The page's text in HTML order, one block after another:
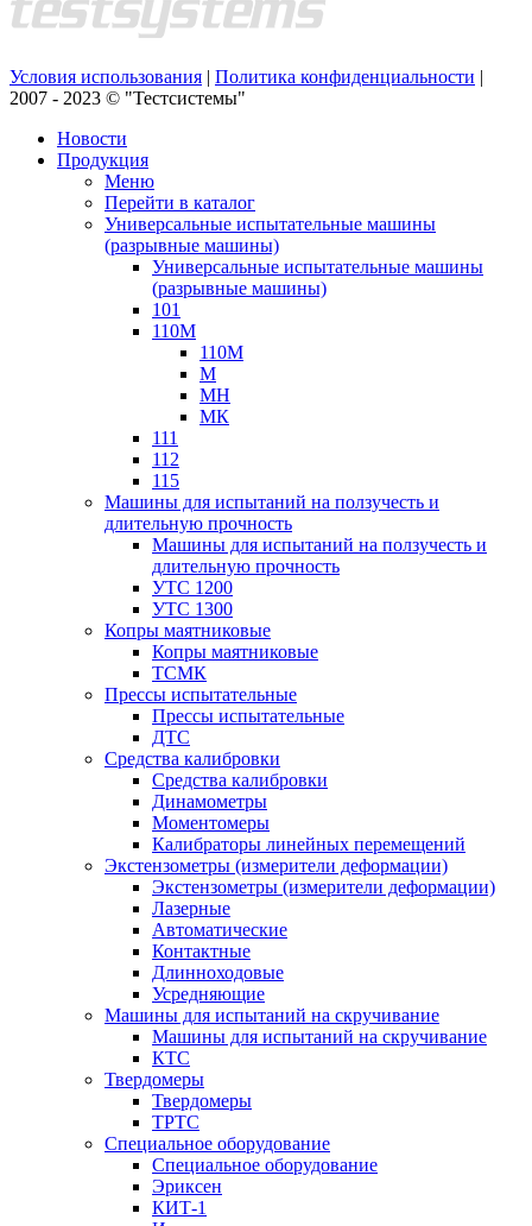
Условия использования | Политика конфиденциальности |
2007 - 2023 © "Тестсистемы"
Новости
Продукция
Меню
Перейти в каталог
Универсальные испытательные машины
(разрывные машины)
Универсальные испытательные машины
(разрывные машины)
101
110М
110М
М
МН
МК
111
112
115
Машины для испытаний на ползучесть и
длительную прочность
Машины для испытаний на ползучесть и
длительную прочность
УТС 1200
УТС 1300
Копры маятниковые
Копры маятниковые
ТСМК
Прессы испытательные
Прессы испытательные
ДТС
Средства калибровки
Средства калибровки
Динамометры
Моментомеры
Калибраторы линейных перемещений
Экстензометры (измерители деформации)
Экстензометры (измерители деформации)
Лазерные
Автоматические
Контактные
Длинноходовые
Усредняющие
Машины для испытаний на скручивание
Машины для испытаний на скручивание
КТС
Твердомеры
Твердомеры
ТРТС
Специальное оборудование
Специальное оборудование
Эриксен
КИТ-1